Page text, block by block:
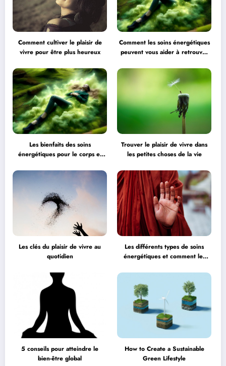
Comment cultiver le plaisir de
vivre pour être plus heureux
Comment les soins énergétiques
peuvent vous aider à retrouver
Les bienfaits des soins
énergétiques pour le corps et
Trouver le plaisir de vivre dans
les petites choses de la vie
Les clés du plaisir de vivre au
quotidien
Les différents types de soins
énergétiques et comment les
5 conseils pour atteindre le
bien-être global
How to Create a Sustainable
Green Lifestyle